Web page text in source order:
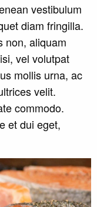
vestibulum
diam fringilla.
non, aliquam
vel volutpat
mollis urna, ac
velit.
commodo.
et dui eget,